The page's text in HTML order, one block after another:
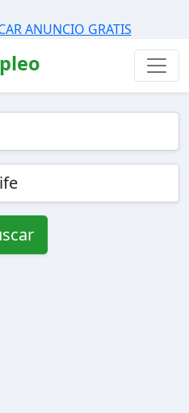
ANUNCIO GRATIS